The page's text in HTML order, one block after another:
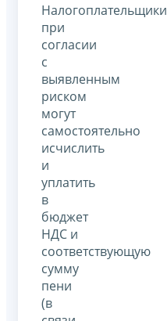
Налогоплательщики
при
согласии
с
выявленным
риском
могут
самостоятельно
исчислить
и
уплатить
в
бюджет
НДС и
соответствующую
сумму
пени
(в